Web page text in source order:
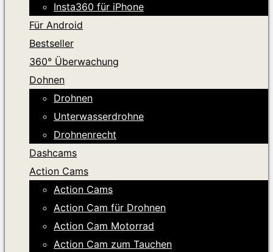
Insta360 für iPhone
Für Android
Bestseller
360° Überwachung
Dohnen
Drohnen
Unterwasserdrohne
Drohnenrecht
Dashcams
Action Cams
Action Cams
Action Cam für Drohnen
Action Cam Motorrad
Action Cam zum Tauchen